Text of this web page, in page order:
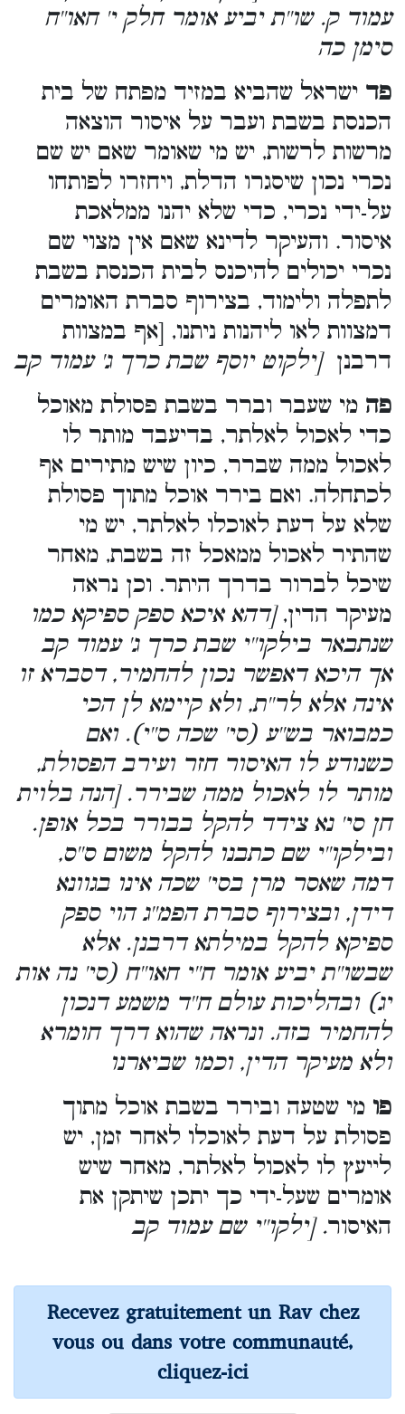
עמוד ק. שו''ת יביע אומר חלק י' חאו''ח
סימן כה
פד ישראל שהביא במזיד מפתח של בית
הכנסת בשבת ועבר על איסור הוצאה
מרשות לרשות, יש מי שאומר שאם יש שם
נכרי נכון שיסגרו הדלת, ויחזרו לפותחו
על-ידי נכרי, כדי שלא יהנו ממלאכת
איסור. והעיקר לדינא שאם אין מצוי שם
נכרי יכולים להיכנס לבית הכנסת בשבת
לתפלה ולימוד, בצירוף סברת האומרים
דמצוות לאו ליהנות ניתנו, [אף במצוות
דרבנן[ילקוט יוסף שבת כרך ג' עמוד קב
פה מי שעבר וברר בשבת פסולת מאוכל
כדי לאכול לאלתר, בדיעבד מותר לו
לאכול ממה שברר, כיון שיש מתירים אף
לכתחלה. ואם בירר אוכל מתוך פסולת
שלא על דעת לאוכלו לאלתר, יש מי
שהתיר לאכול ממאכל זה בשבת, מאחר
שיכל לברור בדרך היתר. וכן נראה
מעיקר הדין,[דהא איכא ספק ספיקא כמו
שנתבאר בילקו''י שבת כרך ג' עמוד קב
אך היכא דאפשר נכון להחמיר, דסברא זו
אינה אלא לר''ת, ולא קיימא לן הכי
כמבואר בש''ע (סי' שכה ס''י). ואם
כשנודע לו האיסור חזר ועירב הפסולת,
מותר לו לאכול ממה שבירר. [הנה בלוית
חן סי' נא צידד להקל בבורר בכל אופן.
ובילקו''י שם כתבנו להקל משום ס''ס,
דמה שאסר מרן בסי' שכה אינו בגוונא
דידן, ובצירוף סברת הפמ''ג הוי ספק
ספיקא להקל במילתא דרבנן. אלא
שבשו''ת יביע אומר ח''י חאו''ח (סי' נה אות
יג) ובהליכות עולם ח''ד משמע דנכון
להחמיר בזה. ונראה שהוא דרך חומרא
ולא מעיקר הדין, וכמו שביארנו
פו מי שטעה ובירר בשבת אוכל מתוך
פסולת על דעת לאוכלו לאחר זמן, יש
לייעץ לו לאכול לאלתר, מאחר שיש
אומרים שעל-ידי כך יתכן שיתקן את
האיסור. [ילקו''י שם עמוד קב
Recevez gratuitement un Rav chez
vous ou dans votre communauté,
cliquez-ici